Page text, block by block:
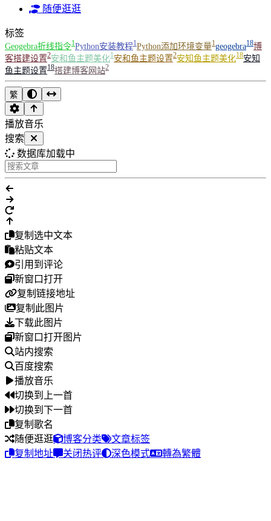
随便逛逛
标签
Geogebra折线指令1Python安装教程1Python添加环境变量1geogebra18博
客搭建设置2安和鱼主题美化1安和鱼主题设置2安知鱼主题美化18安知
鱼主题设置18搭建博客网站2
繁
播放音乐
搜索
数据库加载中
复制选中文本
粘贴文本
引用到评论
新窗口打开
复制链接地址
复制此图片
下载此图片
新窗口打开图片
站内搜索
百度搜索
播放音乐
切换到上一首
切换到下一首
复制歌名
随便逛逛
博客分类
文章标签
复制地址
关闭热评 深色模式 轉為繁體